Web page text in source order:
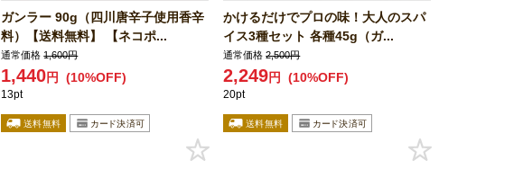
ガンラー 90g（四川唐辛子使用香辛
料）【送料無料】 【ネコポ...
通常価格 1,600円
1,440円 (10%OFF)
13pt
かけるだけでプロの味！大人のスパ
イス3種セット 各種45g（ガ...
通常価格 2,500円
2,249円 (10%OFF)
20pt